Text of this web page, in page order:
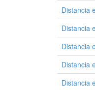
Distancia
Distancia
Distancia
Distancia
Distancia